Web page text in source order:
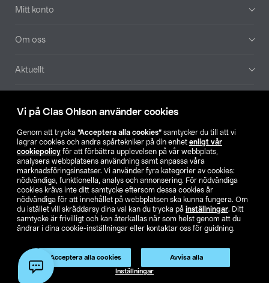
Vi på Clas Ohlson använder cookies
Genom att trycka ”Acceptera alla cookies” samtycker du till att vi
lagrar cookies och andra spårtekniker på din enhet enligt vår
cookiepolicy för att förbättra upplevelsen på vår webbplats,
analysera webbplatsens användning samt anpassa våra
marknadsföringsinsatser. Vi använder fyra kategorier av cookies:
nödvändiga, funktionella, analys och annonsering. För nödvändiga
cookies krävs inte ditt samtycke eftersom dessa cookies är
nödvändiga för att innehållet på webbplatsen ska kunna fungera. Om
du istället vill skräddarsy dina val kan du trycka på inställningar. Ditt
samtycke är frivilligt och kan återkallas när som helst genom att du
ändrar i dina cookie-inställningar eller kontaktar oss för guidning.
Acceptera alla cookies Avvisa alla
Inställningar
Produkten har utgått
Artikelnr: 51-1320
Mitt konto
Om oss
Aktuellt
Hitta butik
SE NO FI
Ändra till priser exklusive moms